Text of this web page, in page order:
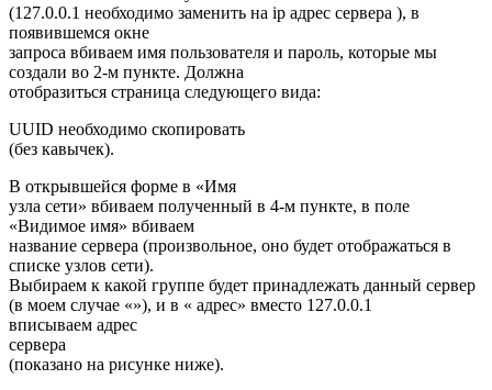
(127.0.0.1 необходимо заменить на ip адрес сервера ), в
появившемся окне
запроса вбиваем имя пользователя и пароль, которые мы
создали во 2-м пункте. Должна
отобразиться страница следующего вида:
UUID необходимо скопировать
(без кавычек).
В открывшейся форме в «Имя
узла сети» вбиваем полученный в 4-м пункте, в поле
«Видимое имя» вбиваем
название сервера (произвольное, оно будет отображаться в
списке узлов сети).
Выбираем к какой группе будет принадлежать данный сервер
(в моем случае «»), и в « адрес» вместо 127.0.0.1
вписываем адрес
сервера
(показано на рисунке ниже).